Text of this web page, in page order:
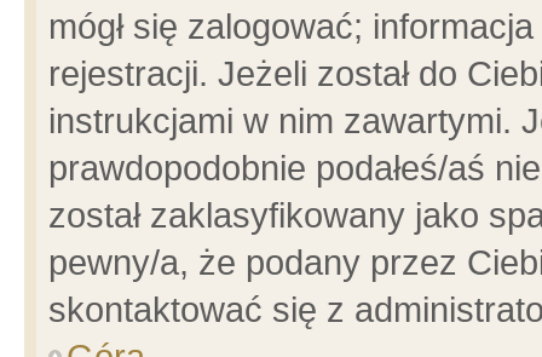
mógł się zalogować;
rejestracji. Jeżeli został do
instrukcjami w nim zawartymi.
prawdopodobnie podałeś/aś
został zaklasyfikowany jako
pewny/a, że podany przez
skontaktować się z